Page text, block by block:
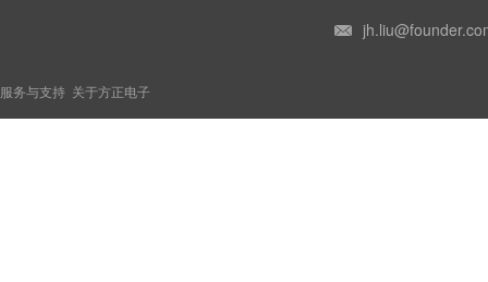
服务与支持 关于方正电子